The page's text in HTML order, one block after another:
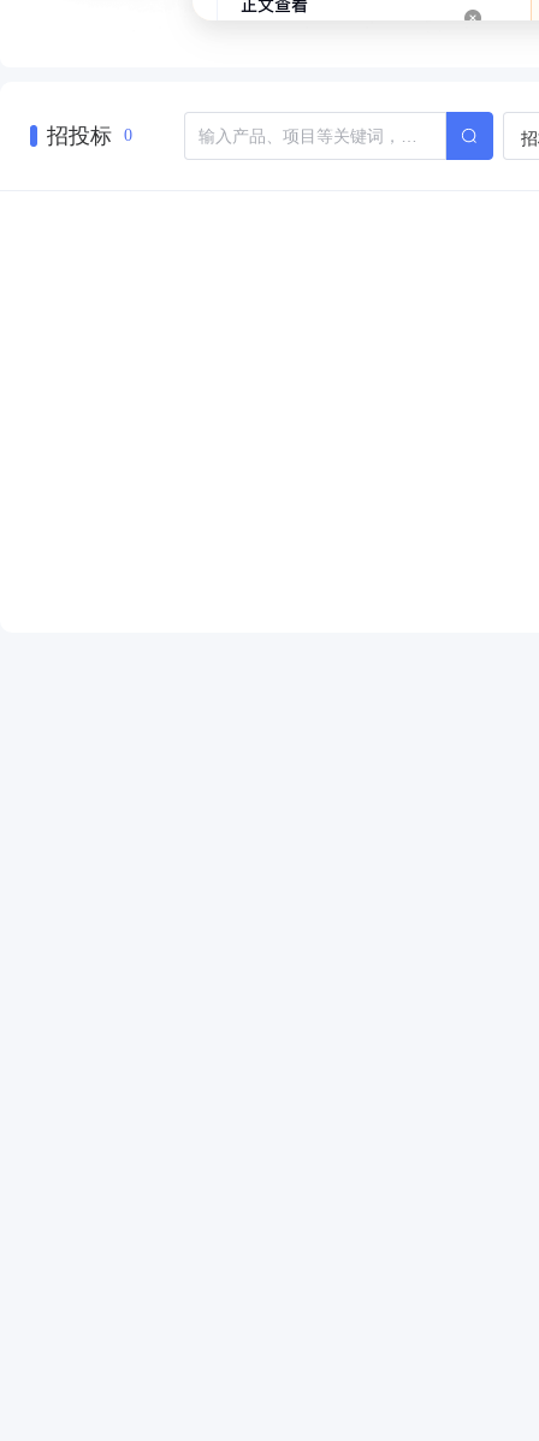
招投标 0